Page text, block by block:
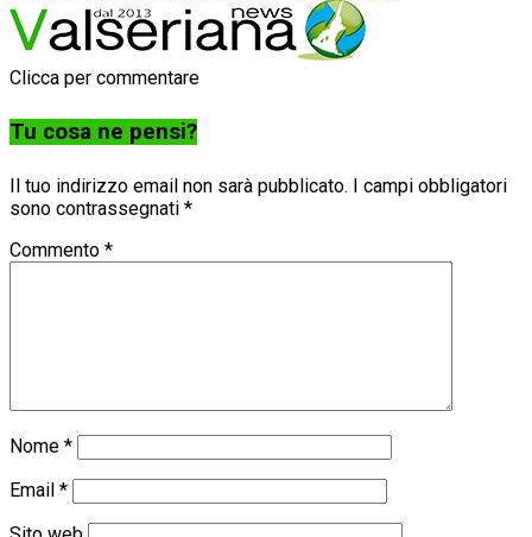
Clicca per commentare
Tu cosa ne pensi?
Il tuo indirizzo email non sarà pubblicato. I campi obbligatori
sono contrassegnati *
Commento *
Nome *
Email *